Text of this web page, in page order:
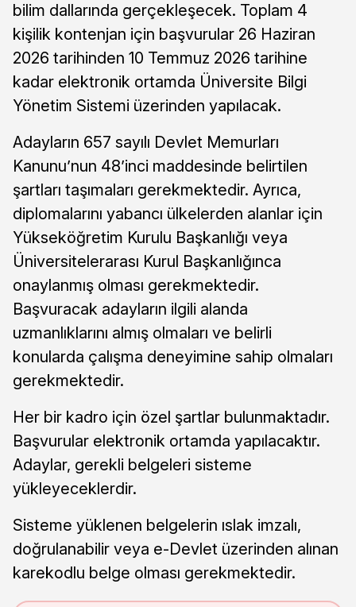
bilim dallarında gerçekleşecek. Toplam 4
kişilik kontenjan için başvurular 26 Haziran
2026 tarihinden 10 Temmuz 2026 tarihine
kadar elektronik ortamda Üniversite Bilgi
Yönetim Sistemi üzerinden yapılacak.
Adayların 657 sayılı Devlet Memurları
Kanunu’nun 48’inci maddesinde belirtilen
şartları taşımaları gerekmektedir. Ayrıca,
diplomalarını yabancı ülkelerden alanlar için
Yükseköğretim Kurulu Başkanlığı veya
Üniversitelerarası Kurul Başkanlığınca
onaylanmış olması gerekmektedir.
Başvuracak adayların ilgili alanda
uzmanlıklarını almış olmaları ve belirli
konularda çalışma deneyimine sahip olmaları
gerekmektedir.
Her bir kadro için özel şartlar bulunmaktadır.
Başvurular elektronik ortamda yapılacaktır.
Adaylar, gerekli belgeleri sisteme
yükleyeceklerdir.
Sisteme yüklenen belgelerin ıslak imzalı,
doğrulanabilir veya e-Devlet üzerinden alınan
karekodlu belge olması gerekmektedir.